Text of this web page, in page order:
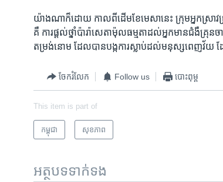
យ៉ាង​ណា​ក៏​ដោយ​ កាល​ពីដើម​ខែ​មេសា​នេះ​ ក្រុម​អ្នកស្រាវ
គឺ​ ការ​ផ្ដល់​ថ្នាំ​ប៉ារ៉ាសេតាម៉ុល​ធម្មតា​ដល់​អ្នក​មាន​ជំងឺ​គ្រុ
តម្រង់​នោម​ ដែល​បាន​បង្ក​ការ​ស្លាប់​ដល់​មនុស្ស​ពេញវ័យ​ ដ
ចែករំលែក Follow us បោះពុម្ព
This item is part of
កម្ពុជា សុខភាព
អត្ថបទ​ទាក់ទង